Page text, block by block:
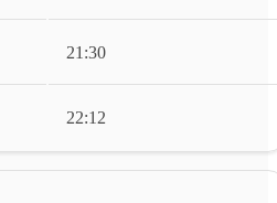
21:30
22:12